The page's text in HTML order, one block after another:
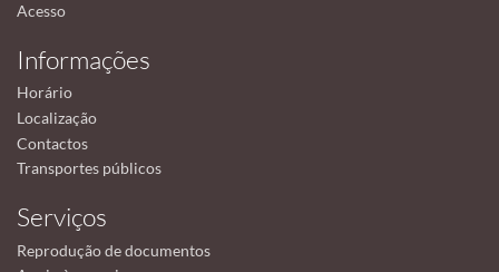
Acesso
Informações
Horário
Localização
Contactos
Transportes públicos
Serviços
Reprodução de documentos